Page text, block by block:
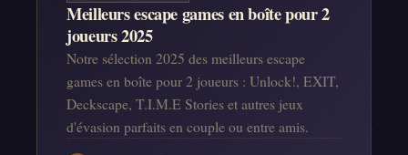
Meilleurs escape games en boîte pour 2
joueurs 2025
Notre sélection 2025 des meilleurs escape
games en boîte pour 2 joueurs : Unlock!, EXIT,
Deckscape, T.I.M.E Stories et autres jeux
d'évasion parfaits en couple ou entre amis.